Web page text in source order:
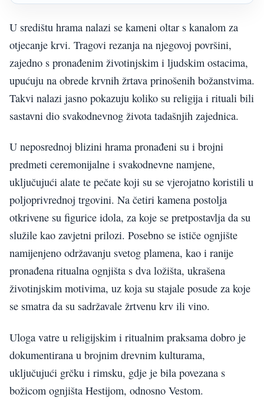
U središtu hrama nalazi se kameni oltar s kanalom za
otjecanje krvi. Tragovi rezanja na njegovoj površini,
zajedno s pronađenim životinjskim i ljudskim ostacima,
upućuju na obrede krvnih žrtava prinošenih božanstvima.
Takvi nalazi jasno pokazuju koliko su religija i rituali bili
sastavni dio svakodnevnog života tadašnjih zajednica.
U neposrednoj blizini hrama pronađeni su i brojni
predmeti ceremonijalne i svakodnevne namjene,
uključujući alate te pečate koji su se vjerojatno koristili u
poljoprivrednoj trgovini. Na četiri kamena postolja
otkrivene su figurice idola, za koje se pretpostavlja da su
služile kao zavjetni prilozi. Posebno se ističe ognjište
namijenjeno održavanju svetog plamena, kao i ranije
pronađena ritualna ognjišta s dva ložišta, ukrašena
životinjskim motivima, uz koja su stajale posude za koje
se smatra da su sadržavale žrtvenu krv ili vino.
Uloga vatre u religijskim i ritualnim praksama dobro je
dokumentirana u brojnim drevnim kulturama,
uključujući grčku i rimsku, gdje je bila povezana s
božicom ognjišta Hestijom, odnosno Vestom.